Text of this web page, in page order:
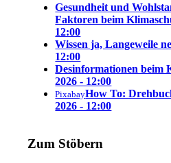
Gesundheit und
Faktoren beim
12:00
Wissen ja, Langeweile
12:00
Desinformationen beim
2026 - 12:00
PixabayHow To:
2026 - 12:00
Zum Stöbern